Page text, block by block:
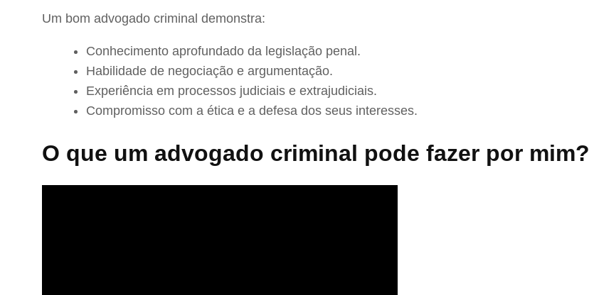
Um bom advogado criminal demonstra:
Conhecimento aprofundado da legislação penal.
Habilidade de negociação e argumentação.
Experiência em processos judiciais e extrajudiciais.
Compromisso com a ética e a defesa dos seus interesses.
O que um advogado criminal pode fazer por mim?